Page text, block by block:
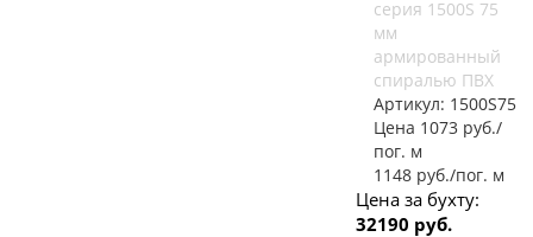
серия 1500S 75
мм
армированный
спиралью ПВХ
Артикул: 1500S75
Цена 1073 руб./
пог. м
1148 руб./пог. м
Цена за бухту:
32190 руб.